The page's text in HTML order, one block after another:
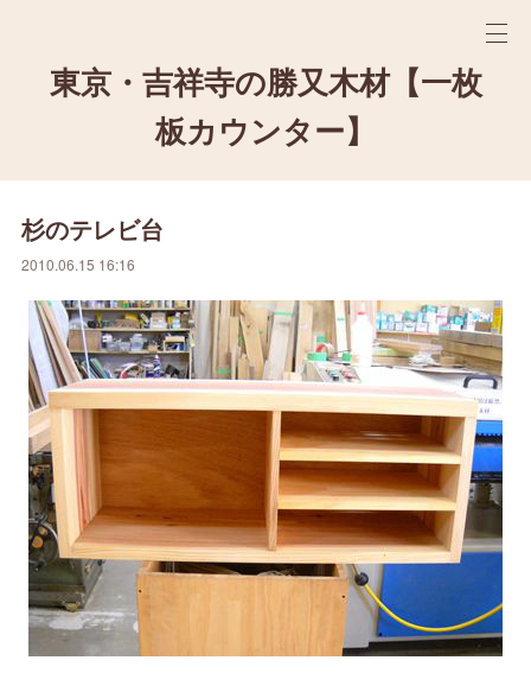
東京・吉祥寺の勝又木材【一枚
板カウンター】
杉のテレビ台
2010.06.15 16:16